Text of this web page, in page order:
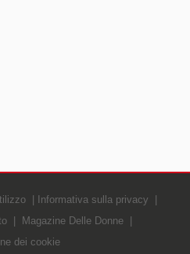
Informativa sulla privacy
Magazine Delle Donne
dei cookie